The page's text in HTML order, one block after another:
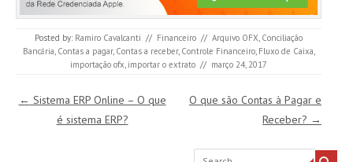
Posted by: Ramiro Cavalcanti // Financeiro // Arquivo OFX, Conciliação
Bancária, Contas a pagar, Contas a receber, Controle Financeiro, Fluxo de Caixa,
importação ofx, importar o extrato // março 24, 2017
Post navigation
← Sistema ERP Online – O que
é sistema ERP?
O que são Contas à Pagar e
Receber? →
Search